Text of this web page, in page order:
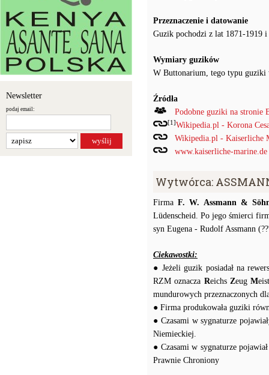
Newsletter
podaj email:
Przeznaczenie i datowanie
Guzik pochodzi z lat 1871-1919
Wymiary guzików
W Buttonarium, tego typu guziki
Źródła
Podobne guziki na stronie
[1]Wikipedia.pl - Korona
Wikipedia.pl - Kaiserliche
www.kaiserliche-
Wytwórca:
FirmaF. W. Assmann &
Lüdenscheid. Po jego śmierci
syn Eugena - Rudolf Assmann
Ciekawostki:
● Jeżeli guzik posiadał na
RZM oznacza ReichsZeugM
mundurowych przeznaczonych
● Firma produkowała guziki
● Czasami w sygnaturze
Niemieckiej.
● Czasami w sygnaturze
Prawnie Chroniony